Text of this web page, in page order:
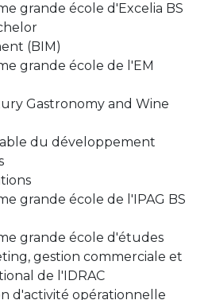
grande école d'Excelia BS
(BIM)
grande école de l'EM
Gastronomy and Wine
du développement
grande école de l'IPAG BS
grande école d'études
gestion commerciale et
de l'IDRAC
d'activité opérationnelle